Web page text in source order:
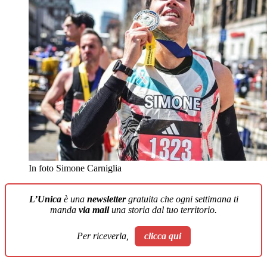
In foto Simone Carniglia
L’Unicaè una newslettergratuita che ogni settimana ti
manda via mailuna storia dal tuo territorio.
Per riceverla, clicca qui